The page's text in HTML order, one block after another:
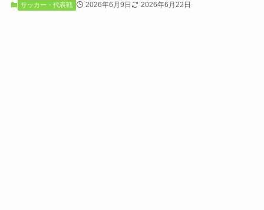
サッカー・代表戦 2026年6月9日 2026年6月22日